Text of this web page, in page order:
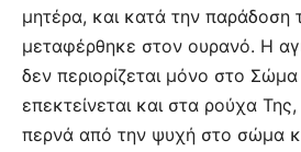
μητέρα, και κατά την παράδοση
μεταφέρθηκε στον ουρανό. Η
δεν περιορίζεται μόνο στο
επεκτείνεται και στα ρούχα
περνά από την ψυχή στο σώμα